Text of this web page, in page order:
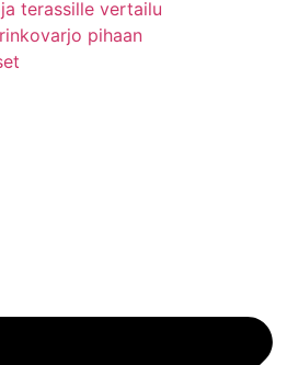
terassille vertailu
pihaan